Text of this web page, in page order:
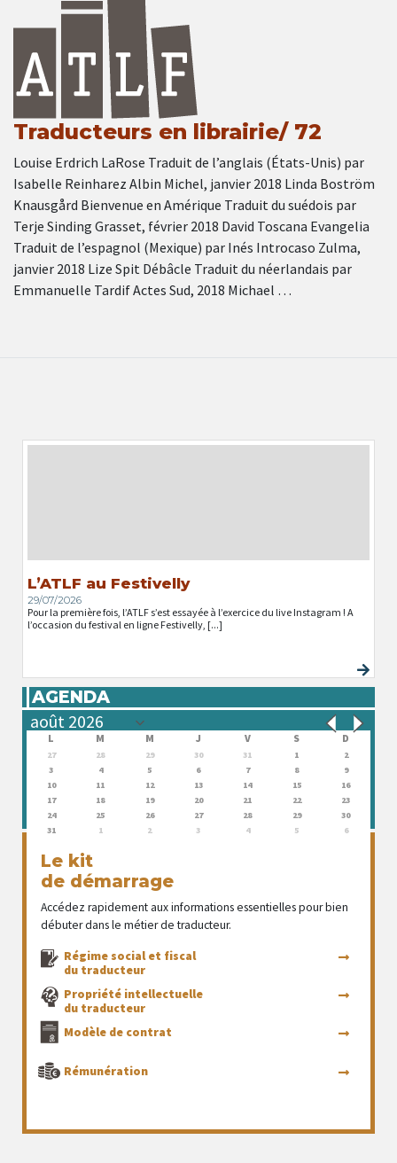
Traducteurs en librairie/ 72
Louise Erdrich LaRose Traduit de l’anglais (États-Unis) par
Isabelle Reinharez Albin Michel, janvier 2018 Linda Boström
Knausgård Bienvenue en Amérique Traduit du suédois par
Terje Sinding Grasset, février 2018 David Toscana Evangelia
Traduit de l’espagnol (Mexique) par Inés Introcaso Zulma,
janvier 2018 Lize Spit Débâcle Traduit du néerlandais par
Emmanuelle Tardif Actes Sud, 2018 Michael …
L’ATLF au Festivelly
29/07/2026
Pour la première fois, l’ATLF s’est essayée à l’exercice du live Instagram ! A
l’occasion du festival en ligne Festivelly, [...]
AGENDA
L M M J V S D
27 28 29 30 31 1
2
3
4 5 6 7 8
9
10
11 12 13 14 15
16
17
18 19 20 21 22
23
24
25 26 27 28 29
30
31
1 2 3 4 5 6
Le kit
de démarrage
Accédez rapidement aux informations essentielles pour bien
débuter dans le métier de traducteur.
Régime social et fiscal
du traducteur
Propriété intellectuelle
du traducteur
Modèle de contrat
Rémunération